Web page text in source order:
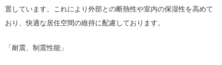
置しています。これにより外部との断熱性や室内の保湿性を高めて
おり、快適な居住空間の維持に配慮しております。
「耐震、制震性能」